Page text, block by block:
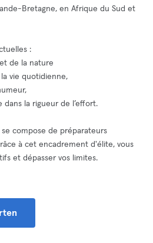
Bretagne, en Afrique du Sud et
:
de la nature
vie quotidienne,
la rigueur de l’effort.
compose de préparateurs
à cet encadrement d'élite, vous
et dépasser vos limites.